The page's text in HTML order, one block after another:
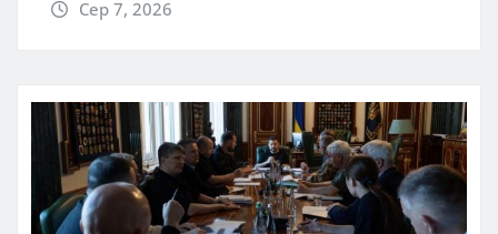
Сер 7, 2026